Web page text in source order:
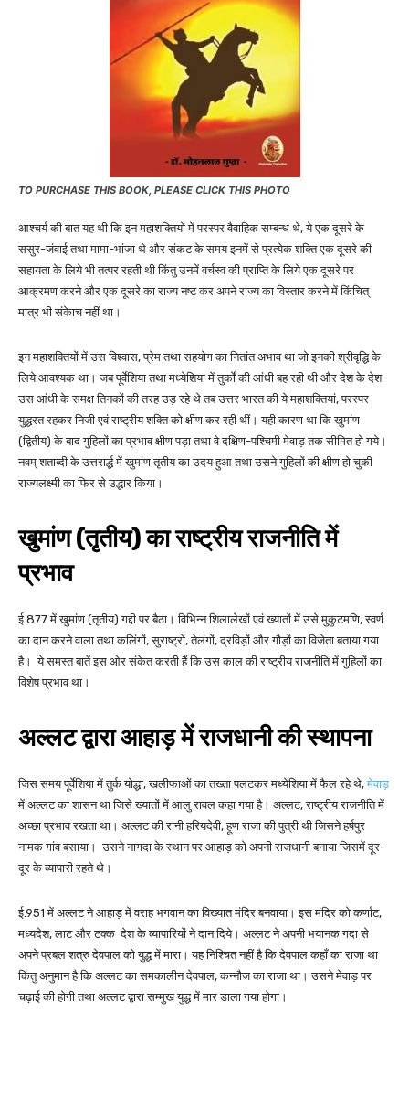
TO PURCHASE THIS BOOK, PLEASE CLICK THIS PHOTO
आश्चर्य की बात यह थी कि इन महाशक्तियों में परस्पर वैवाहिक सम्बन्ध थे, ये एक दूसरे के
ससुर-जंवाई तथा मामा-भांजा थे और संकट के समय इनमें से प्रत्येक शक्ति एक दूसरे की
सहायता के लिये भी तत्पर रहती थी किंतु उनमें वर्चस्व की प्राप्ति के लिये एक दूसरे पर
आक्रमण करने और एक दूसरे का राज्य नष्ट कर अपने राज्य का विस्तार करने में किंचित्
मात्र भी संकेाच नहीं था।
इन महाशक्तियों में उस विश्वास, प्रेम तथा सहयोग का नितांत अभाव था जो इनकी श्रीवृद्धि के
लिये आवश्यक था। जब पूर्वेशिया तथा मध्येशिया में तुर्कों की आंधी बह रही थी और देश के देश
उस आंधी के समक्ष तिनकों की तरह उड़ रहे थे तब उत्तर भारत की ये महाशक्तियां, परस्पर
युद्धरत रहकर निजी एवं राष्ट्रीय शक्ति को क्षीण कर रही थीं। यही कारण था कि खुमांण
(द्वितीय) के बाद गुहिलों का प्रभाव क्षीण पड़ा तथा वे दक्षिण-पश्चिमी मेवाड़ तक सीमित हो गये।
नवम् शताब्दी के उत्तरार्द्ध में खुमांण तृतीय का उदय हुआ तथा उसने गुहिलों की क्षीण हो चुकी
राज्यलक्ष्मी का फिर से उद्धार किया।
खुमांण (तृतीय) का राष्ट्रीय राजनीति में
प्रभाव
ई.877 में खुमांण (तृतीय) गद्दी पर बैठा। विभिन्न शिलालेखों एवं ख्यातों में उसे मुकुटमणि, स्वर्ण
का दान करने वाला तथा कलिंगों, सुराष्ट्रों, तेलंगों, द्रविड़ों और गौड़ों का विजेता बताया गया
है। ये समस्त बातें इस ओर संकेत करती हैं कि उस काल की राष्ट्रीय राजनीति में गुहिलों का
विशेष प्रभाव था।
अल्लट द्वारा आहाड़ में राजधानी की स्थापना
जिस समय पूर्वेशिया में तुर्क योद्धा, खलीफाओं का तख्ता पलटकर मध्येशिया में फैल रहे थे, मेवाड़
में अल्लट का शासन था जिसे ख्यातों में आलु रावल कहा गया है। अल्लट, राष्ट्रीय राजनीति में
अच्छा प्रभाव रखता था। अल्लट की रानी हरियदेवी, हूण राजा की पुत्री थी जिसने हर्षपुर
नामक गांव बसाया। उसने नागदा के स्थान पर आहाड़ को अपनी राजधानी बनाया जिसमें दूर-
दूर के व्यापारी रहते थे।
ई.951 में अल्लट ने आहाड़ में वराह भगवान का विख्यात मंदिर बनवाया। इस मंदिर को कर्णाट,
मध्यदेश, लाट और टक्क देश के व्यापारियों ने दान दिये। अल्लट ने अपनी भयानक गदा से
अपने प्रबल शत्रु देवपाल को युद्ध में मारा। यह निश्चित नहीं है कि देवपाल कहाँ का राजा था
किंतु अनुमान है कि अल्लट का समकालीन देवपाल, कन्नौज का राजा था। उसने मेवाड़ पर
चढ़ाई की होगी तथा अल्लट द्वारा सम्मुख युद्ध में मार डाला गया होगा।